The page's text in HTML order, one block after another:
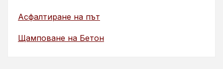
Асфалтиране на път
Щамповане на Бетон